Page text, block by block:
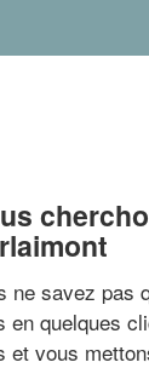
ne savez pas
en quelques
et vous